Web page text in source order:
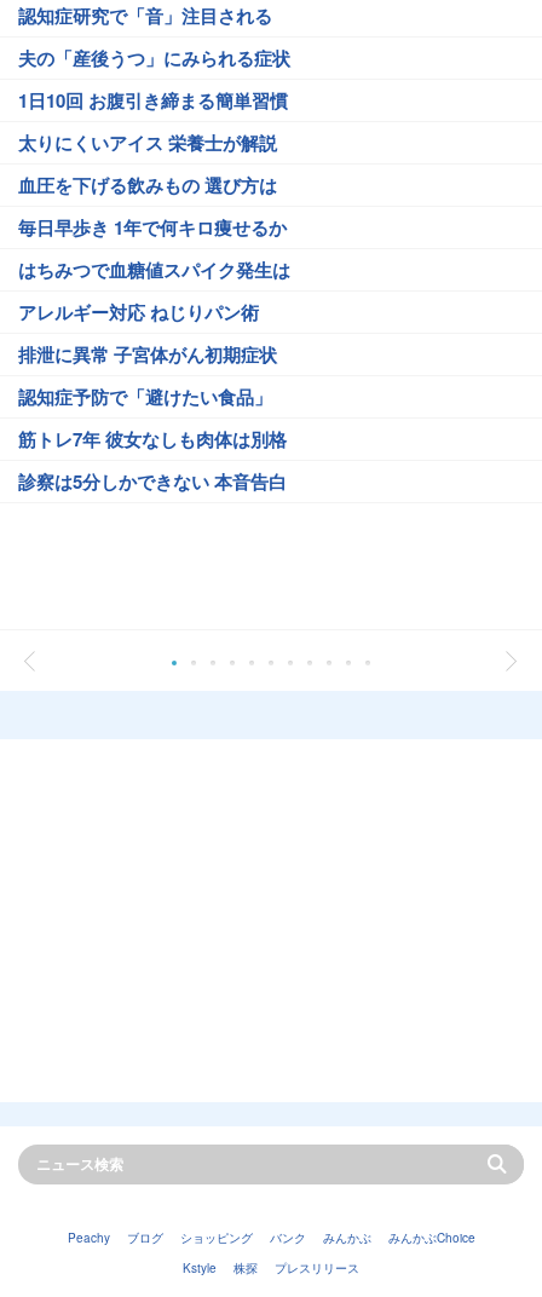
認知症研究で「音」注目される
夫の「産後うつ」にみられる症状
1日10回 お腹引き締まる簡単習慣
太りにくいアイス 栄養士が解説
血圧を下げる飲みもの 選び方は
毎日早歩き 1年で何キロ痩せるか
はちみつで血糖値スパイク発生は
アレルギー対応 ねじりパン術
排泄に異常 子宮体がん初期症状
認知症予防で「避けたい食品」
筋トレ7年 彼女なしも肉体は別格
診察は5分しかできない 本音告白
Peachy ブログ ショッピング バンク みんかぶ
みんかぶChoice
Kstyle
株探 プレスリリース